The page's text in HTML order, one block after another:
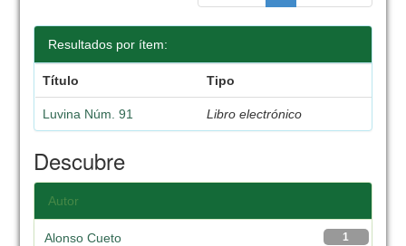
Resultados por ítem:
Título Tipo
Luvina Núm. 91 Libro electrónico
Descubre
Autor
1
Alonso Cueto